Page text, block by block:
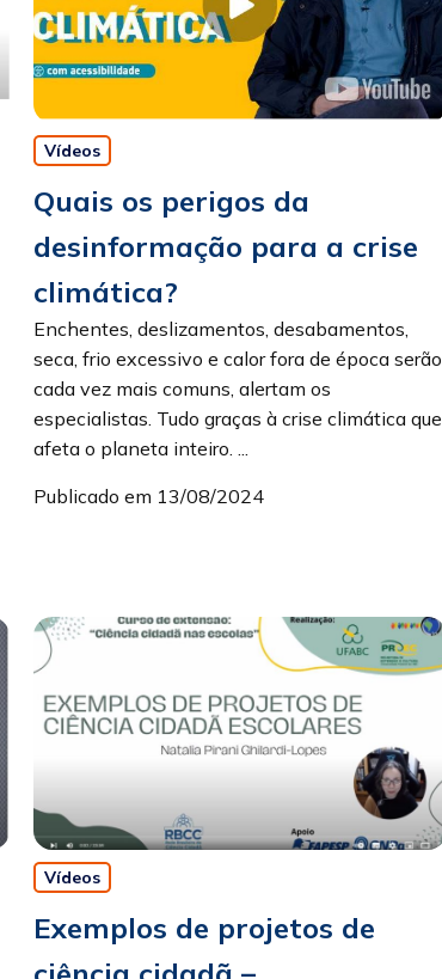
Vídeos
Quais os perigos da
desinformação para a crise
climática?
Enchentes, deslizamentos, desabamentos,
seca, frio excessivo e calor fora de época serão
cada vez mais comuns, alertam os
especialistas. Tudo graças à crise climática que
afeta o planeta inteiro. ...
Publicado em 13/08/2024
Vídeos
Exemplos de projetos de